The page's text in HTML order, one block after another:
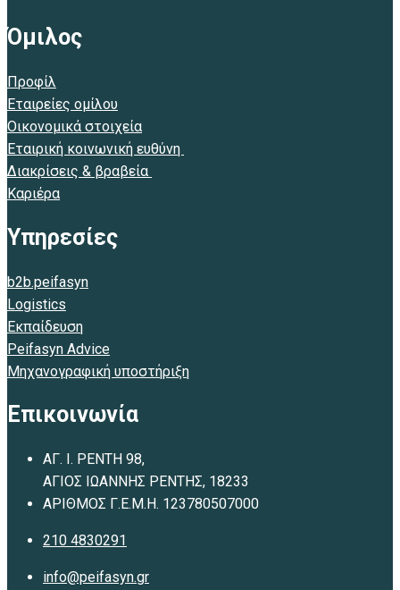
Όμιλος
Προφίλ
Εταιρείες ομίλου
Οικονομικά στοιχεία
Εταιρική κοινωνική ευθύνη
Διακρίσεις & βραβεία
Καριέρα
Υπηρεσίες
b2b.peifasyn
Logistics
Εκπαίδευση
Peifasyn Advice
Μηχανογραφική υποστήριξη
Επικοινωνία
ΑΓ. Ι. ΡΕΝΤΗ 98,
ΑΓΙΟΣ ΙΩΑΝΝΗΣ ΡΕΝΤΗΣ, 18233
ΑΡΙΘΜΟΣ Γ.Ε.Μ.Η. 123780507000
210 4830291
info@peifasyn.gr